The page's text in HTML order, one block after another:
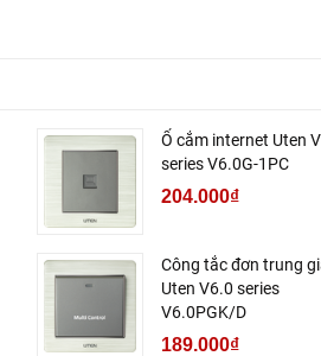
Ổ cắm internet Uten
series V6.0G-1PC
204.000₫
Công tắc đơn trung
Uten V6.0 series
V6.0PGK/D
189.000₫